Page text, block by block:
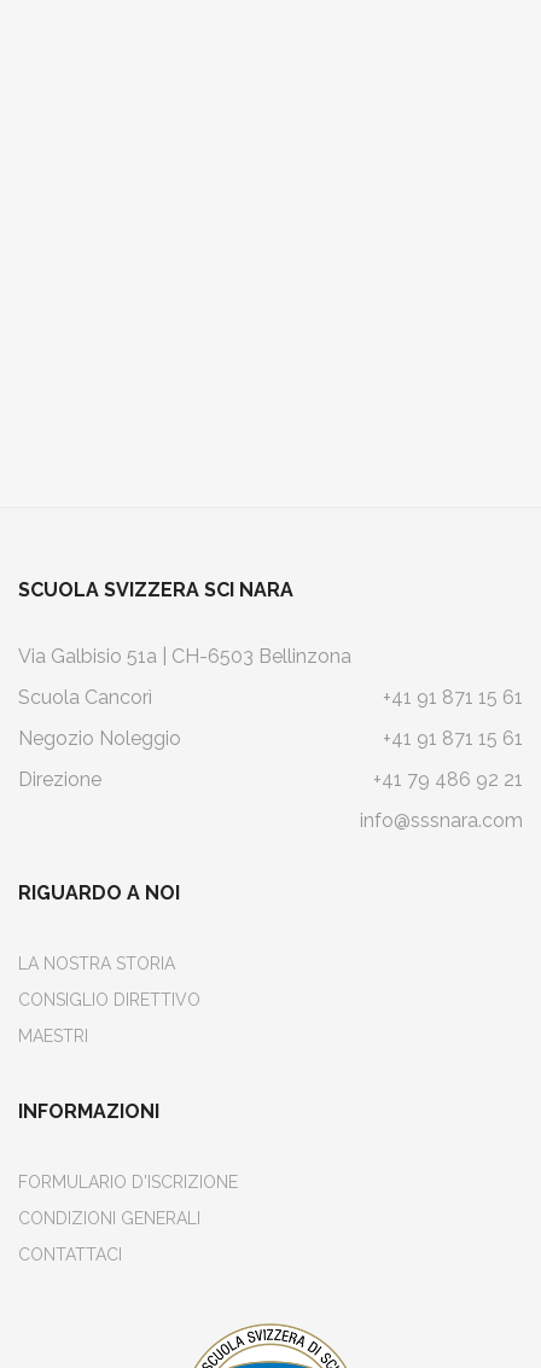
SCUOLA SVIZZERA SCI NARA
Via Galbisio 51a | CH-6503 Bellinzona
Scuola Cancorì
+41 91 871 15 61
Negozio Noleggio
+41 91 871 15 61
Direzione
+41 79 486 92 21
info@sssnara.com
RIGUARDO A NOI
LA NOSTRA STORIA
CONSIGLIO DIRETTIVO
MAESTRI
INFORMAZIONI
FORMULARIO D'ISCRIZIONE
CONDIZIONI GENERALI
CONTATTACI